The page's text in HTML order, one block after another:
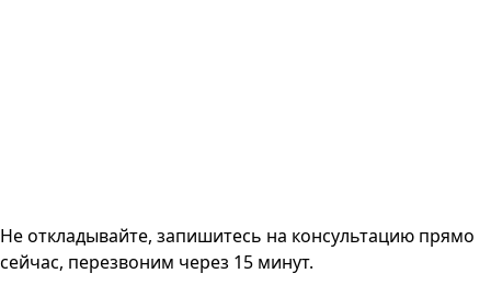
Не откладывайте, запишитесь на консультацию прямо
сейчас, перезвоним через 15 минут.